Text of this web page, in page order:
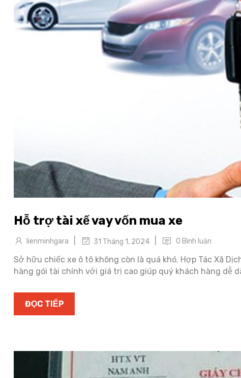
Hỗ trợ tài xế vay vốn mua xe
lienminhgara 31 Tháng 1, 2024 0 Bình luận
Sở hữu chiếc xe ô tô không còn là quá khó. Hợp Tác Xã
hàng gói tài chính với giá trị cao giúp quý khách hàng dễ
ĐỌC TIẾP